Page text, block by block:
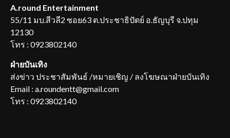
A.round Entertainment
55/11 มบ.สีวลี2 ซอย63 ต.ประชาธิปัตย์ อ.ธัญบุรี จ.ปทุม
12130
โทร : 0923802140
ฝ่ายบันเทิง
ส่งข่าว ประชาสัมพันธ์ /หมายเชิญ / ลงโฆษณาฝ่ายบันเทิง
Email : a.roundentt@gmail.com
โทร : 0923802140